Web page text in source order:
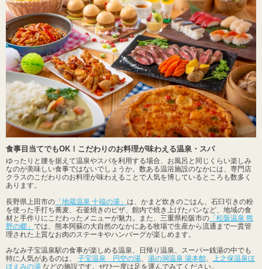
食事目当てでもOK！こだわりのお料理が味わえる温泉・スパ
ゆったりと腰を据えて温泉やスパを利用する場合、お風呂と同じくらい楽しみ
なのが美味しい食事ではないでしょうか。数ある温浴施設のなかには、専門店
クラスのこだわりのお料理が味わえることで人気を博しているところも数多く
あります。
長野県上田市の 「地蔵温泉 十福の湯」 は、かまど炊きのごはん、石臼引きの粉
を使った手打ち蕎麦、石釜焼きのピザ、館内で焼き上げたパンなど、地域の食
材と手作りにこだわったメニューが魅力。また、三重県松阪市の 「松阪温泉 熊
野の郷」 では、熊本阿蘇の大自然のなかにある牧場で生産から流通まで一貫管
理された上質なお肉のステーキやハンバーグが楽しめます。
みなみ子宝温泉駅の食事が楽しめる温泉、日帰り温泉、スーパー銭湯の中でも
特に人気があるのは、 子宝温泉 円空の湯 湯の洞温泉 湯本館
上之保温泉ほ
ほえみの湯 などの施設です。ぜひ一度は足を運んでみてください。